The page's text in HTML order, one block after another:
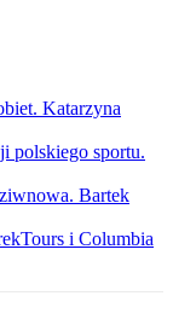
Katarzyna
polskiego sportu.
Bartek
i Columbia